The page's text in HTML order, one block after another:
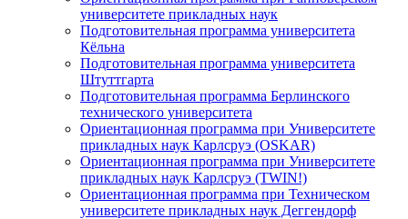
университете прикладных наук
Подготовительная программа университета
Кёльна
Подготовительная программа университета
Штуттгарта
Подготовительная программа Берлинского
технического университета
Ориентационная программа при Университете
прикладных наук Карлсруэ (OSKAR)
Ориентационная программа при Университете
прикладных наук Карлсруэ (TWIN!)
Ориентационная программа при Техническом
университете прикладных наук Деггендорф